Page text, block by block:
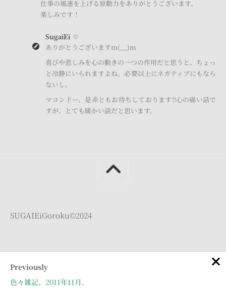
仕事の風速を上げる原動力をありがとうございます。
楽しみです！
SugaiEi
ありがとうございますm(__)m
喜びや悲しみを心の動きの一つの作用だと思うと、ちょっ
と冷静にいられますよね。必要以上にネガティブにもなら
ないし。
マコンドー、是非ともお待ちしております!!心の痛い話で
すが、とても暖かい話だと思います。
SUGAIEiGoroku©︎2024
Previously
色々雑記、2011年11月。